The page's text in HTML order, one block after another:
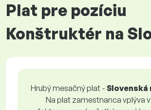
Plat pre pozíciu
Konštruktér na
Hrubý mesačný plat - Slovenská
Na plat zamestnanca vplýva